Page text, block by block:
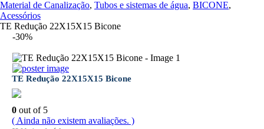
Material de Canalização, Tubos e sistemas de água, BICONE,
Acessórios
TE Redução 22X15X15 Bicone
-30%
TE Redução 22X15X15 Bicone
0 out of 5
( Ainda não existem avaliações. )